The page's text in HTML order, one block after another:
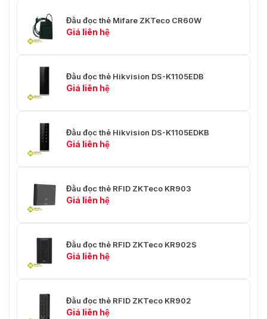
Đầu đọc thẻ Mifare ZKTeco CR60W
Giá liên hệ
Đầu đọc thẻ Hikvision DS-K1105EDB
Giá liên hệ
Đầu đọc thẻ Hikvision DS-K1105EDKB
Giá liên hệ
Đầu đọc thẻ RFID ZKTeco KR903
Giá liên hệ
Đầu đọc thẻ RFID ZKTeco KR902S
Giá liên hệ
Đầu đọc thẻ RFID ZKTeco KR902
Giá liên hệ